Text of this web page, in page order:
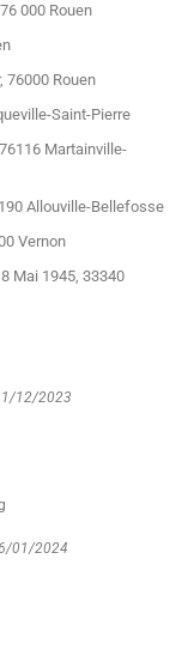
000 Rouen
76000 Rouen
Saint-Pierre
Martainville-
Allouville-Bellefosse
Vernon
Mai 1945, 33340
12/2023
01/2024